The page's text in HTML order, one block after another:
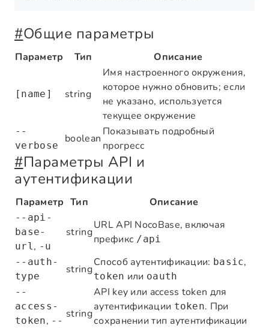
#Общие параметры
Параметр Тип Описание
[name] string
Имя настроенного окружения,
которое нужно обновить; если
не указано, используется
текущее окружение
--
verbose
boolean
Показывать подробный
прогресс
#Параметры API и
аутентификации
Параметр Тип Описание
--api-
base-
url, -u
string
URL API NocoBase, включая
префикс /api
--auth-
type
string
Способ аутентификации: basic,
token или oauth
--
access-
token, --
string
API key или access token для
аутентификации token. При
сохранении тип аутентификации